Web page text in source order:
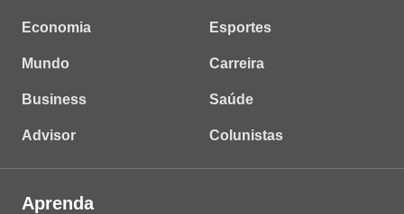
Economia
Mundo
Business
Advisor
Esportes
Carreira
Saúde
Colunistas
Aprenda